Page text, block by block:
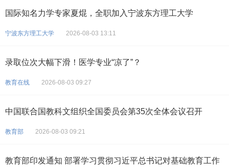
国际知名力学专家夏焜，全职加入宁波东方理工大学
宁波东方理工大学 2026-08-03 13:11
录取位次大幅下滑！医学专业“凉了”？
教育在线 2026-08-03 09:27
中国联合国教科文组织全国委员会第35次全体会议召开
教育部 2026-08-03 09:21
教育部印发通知 部署学习贯彻习近平总书记对基础教育工作